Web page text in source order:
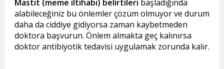
Mastit (meme iltihabı) belirtileri başladığında
alabileceğiniz bu önlemler çözüm olmuyor ve durum
daha da ciddiye gidiyorsa zaman kaybetmeden
doktora başvurun. Önlem almakta geç kalınırsa
doktor antibiyotik tedavisi uygulamak zorunda kalır.